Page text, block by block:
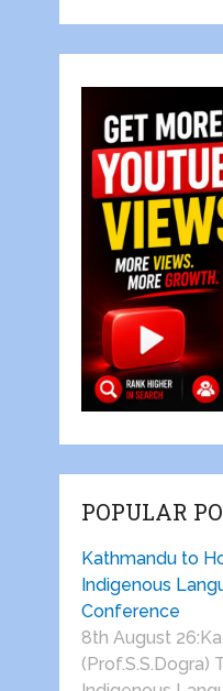
POPULAR
Kathmandu to
Indigenous
Conference
8th August
(Prof.S.S.Dogra)